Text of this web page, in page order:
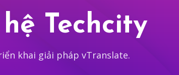
Techcity
khai giải pháp vTranslate.